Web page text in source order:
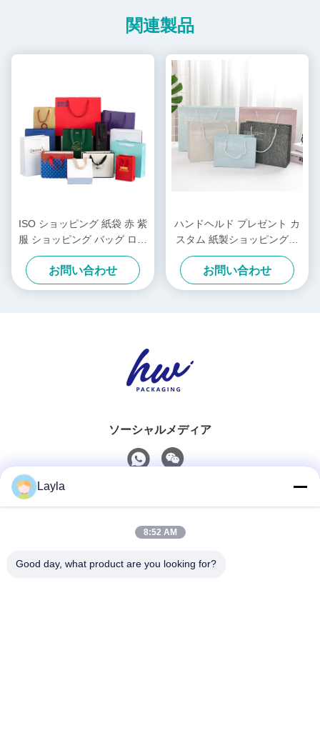
関連製品
ISO ショッピング 紙袋 赤 紫
服 ショッピング バッグ ロゴ
カスタム
お問い合わせ
ハンドヘルド プレゼント カ
スタム 紙製ショッピングバ
ッグ INSスタイル 誕生日ギ
フトバッグ
お問い合わせ
ソーシャルメディア
0086-18688885859
Layla
8:52 AM
Good day, what product are you looking for?